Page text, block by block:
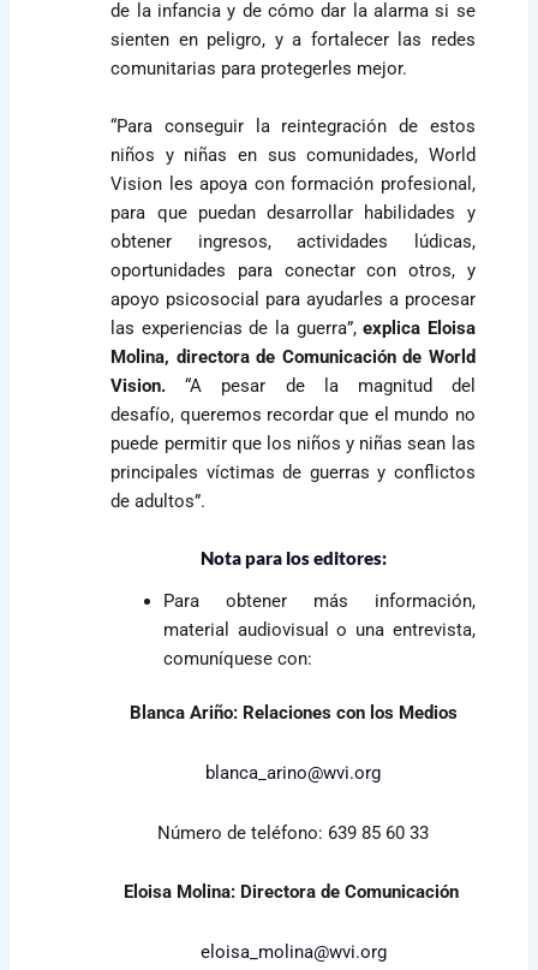
de la infancia y de cómo dar la alarma si se
sienten en peligro, y a fortalecer las redes
comunitarias para protegerles mejor.
“Para conseguir la reintegración de estos
niños y niñas en sus comunidades, World
Vision les apoya con formación profesional,
para que puedan desarrollar habilidades y
obtener ingresos, actividades lúdicas,
oportunidades para conectar con otros, y
apoyo psicosocial para ayudarles a procesar
las experiencias de la guerra”,explica Eloisa
Molina, directora de Comunicación de World
Vision.“A pesar de la magnitud del
desafío, queremos recordar que el mundo no
puede permitir que los niños y niñas sean las
principales víctimas de guerras y conflictos
de adultos”.
Nota para los editores:
Para obtener más información,
material audiovisual o una entrevista,
comuníquese con:
Blanca Ariño: Relaciones con los Medios
blanca_arino@wvi.org
Número de teléfono: 639 85 60 33
Eloisa Molina: Directora de Comunicación
eloisa_molina@wvi.org